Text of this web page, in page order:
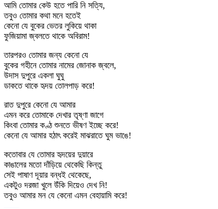
আমি তোমার কেউ হতে পারি নি সত্যি,
তবুও তোমার কথা মনে হতেই
কেনো যে বুকের ভেতর লুকিয়ে থাকা
ফুজিয়ামা জ্বলতে থাকে অবিরাম!
তারপরও তোমার জন্য কেনো যে
বুকের গহীনে তোমার নামের জোনাক জ্বলে,
উদাস দুপুরে একলা ঘুঘু
ডাকতে থাকে হৃদয় তোলপাড় করে!
রাত দুপুরে কেনো যে আমার
এমন করে তোমাকে দেখার তৃষ্ণা জাগে
কিংবা তোমার কণ্ঠ শুনতে ভীষণ ইচ্ছে করে!
কেনো যে আমার হঠাৎ করেই মাঝরাতে ঘুম ভাঙে!
কতোবার যে তোমার হৃদয়ের দুয়ারে
কাঙালের মতো দাঁড়িয়ে থেকেছি কিন্তু
সেই পাষাণ দূয়ার বন্ধই থেকেছে,
একটুও দরজা খুলে উঁকি দিয়েও দেখ নি!
তবুও আমার মন যে কেনো এমন বেহায়ামি করে!